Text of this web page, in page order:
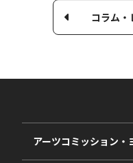
コラム・
アーツコミッション・